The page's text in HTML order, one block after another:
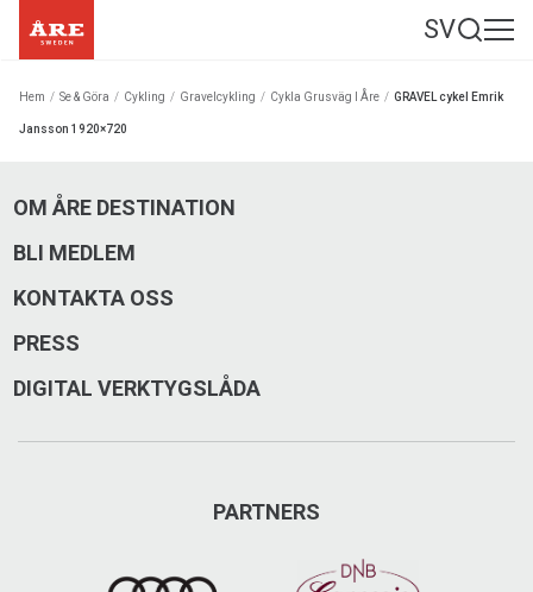
SV
Hem / Se & Göra / Cykling / Gravelcykling / Cykla Grusväg I Åre / GRAVEL cykel Emrik
Jansson 1920×720
OM ÅRE DESTINATION
BLI MEDLEM
KONTAKTA OSS
PRESS
DIGITAL VERKTYGSLÅDA
PARTNERS